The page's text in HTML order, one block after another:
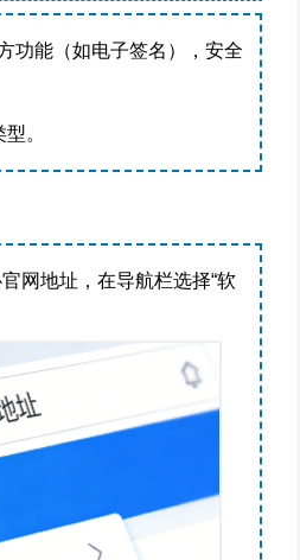
功能（如电子签名），安全
。
网地址，在导航栏选择“软